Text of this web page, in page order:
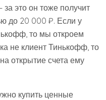
это он тоже получит
до 20 000 ₽. Если у
то мы откроем
не клиент Тинькофф, то
открытие счета ему
купить ценные